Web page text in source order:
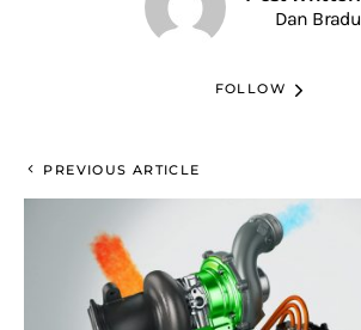
Dan Bradu
FOLLOW
PREVIOUS ARTICLE